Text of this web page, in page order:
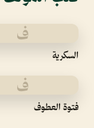
ف
السكرية
ف
فتوة العطوف